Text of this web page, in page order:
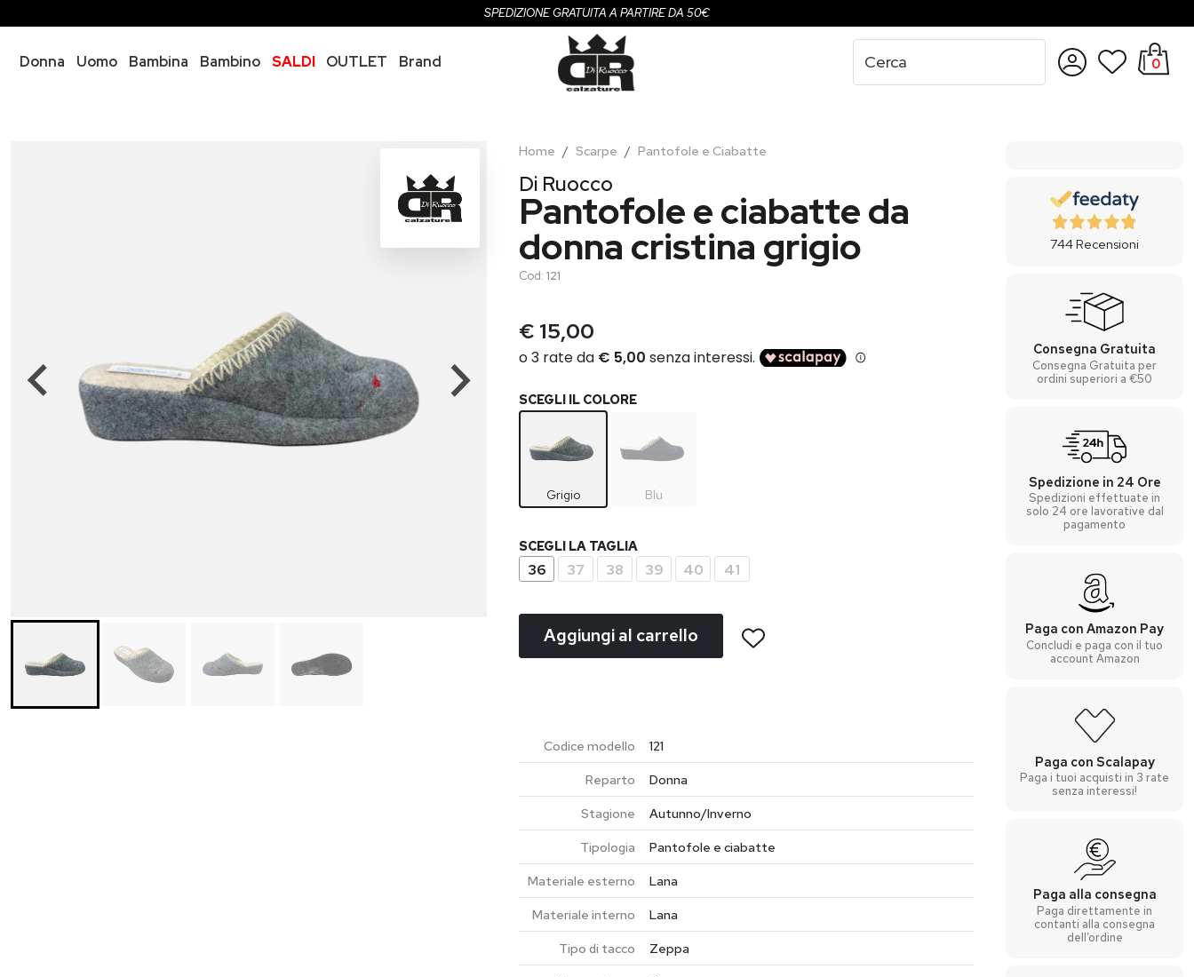
SPEDIZIONE GRATUITA A PARTIRE DA 50€
Donna Uomo Bambina Bambino SALDI OUTLET
Brand
0
Home Scarpe Pantofole e Ciabatte
Di Ruocco
Pantofole e ciabatte da
donna cristina grigio
Cod: 121
€ 15,00
SCEGLI IL COLORE
Grigio Blu
SCEGLI LA TAGLIA
36 37 38 39 40 41
Aggiungi al carrello
Codice modello
121
Reparto
Donna
Stagione
Autunno/Inverno
Tipologia
Pantofole e ciabatte
Materiale esterno
Lana
Materiale interno
Lana
Tipo di tacco
Zeppa
744Recensioni
Consegna Gratuita
Consegna Gratuita per
ordini superiori a €50
Spedizione in 24 Ore
Spedizioni effettuate in
solo 24 ore lavorative dal
pagamento
Paga con Amazon Pay
Concludi e paga con il tuo
account Amazon
Paga con Scalapay
Paga i tuoi acquisti in 3 rate
senza interessi!
Paga alla consegna
Paga direttamente in
contanti alla consegna
dell’ordine